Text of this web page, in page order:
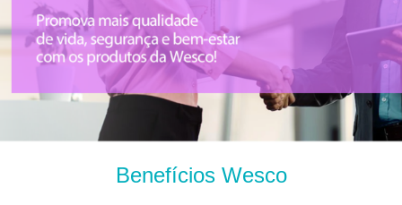
Benefícios Wesco